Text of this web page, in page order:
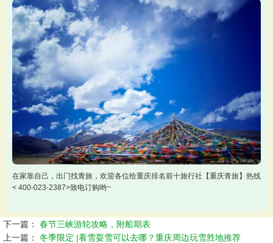
在家靠自己，出门找青旅，欢迎各位给重庆排名前十旅行社【重庆青旅】热线
< 400-023-2387>致电订购哟~
下一篇： 春节三峡游轮攻略，附船期表
上一篇： 冬季限定 |看雪耍雪可以去哪？重庆周边玩雪胜地推荐